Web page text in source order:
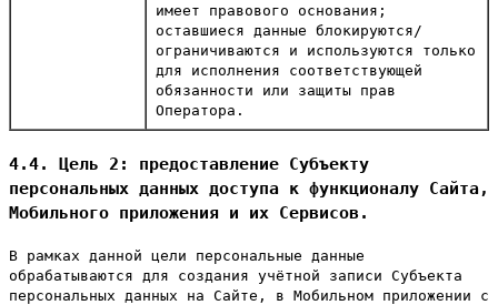
имеет правового основания;
оставшиеся данные блокируются/
ограничиваются и используются только
для исполнения соответствующей
обязанности или защиты прав
Оператора.
4.4. Цель 2: предоставление Субъекту
персональных данных доступа к функционалу Сайта,
Мобильного приложения и их Сервисов.
В рамках данной цели персональные данные
обрабатываются для создания учётной записи Субъекта
персональных данных на Сайте, в Мобильном приложении с